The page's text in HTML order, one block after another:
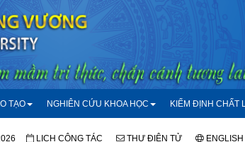
TẠO NGHIÊN CỨU KHOA HỌC KIỂM ĐỊNH CHẤT
LỊCH CÔNG TÁC THƯ ĐIỆN TỬ ENGLISH